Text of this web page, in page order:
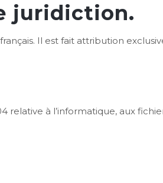
juridiction.
Il est fait attribution
relative à l’informatique, aux